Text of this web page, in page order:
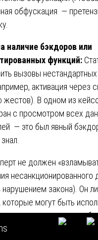
обфускация —
наличие бэкдоров или
функций:
вызовы нестандартных
активация через
жестов). В одном из
с просмотром всех
— это был явный
не должен
несанкционированного
закона). Он
которые могут быть
и которые
в рамках разумной